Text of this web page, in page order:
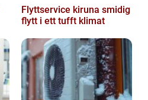
Flyttservice kiruna smidig
flytt i ett tufft klimat